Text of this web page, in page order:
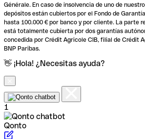
Générale. En caso de insolvencia de uno de
depósitos están cubiertos por el Fondo de
hasta 100.000 € por banco y por cliente. La parte
está totalmente cubierta por dos garantías
concedida por Crédit Agricole CIB, filial de Crédit
BNP Paribas.
👋 ¡Hola! ¿Necesitas ayuda?
1
Qonto